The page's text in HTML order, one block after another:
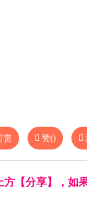
赏 赞()
【分享】，如